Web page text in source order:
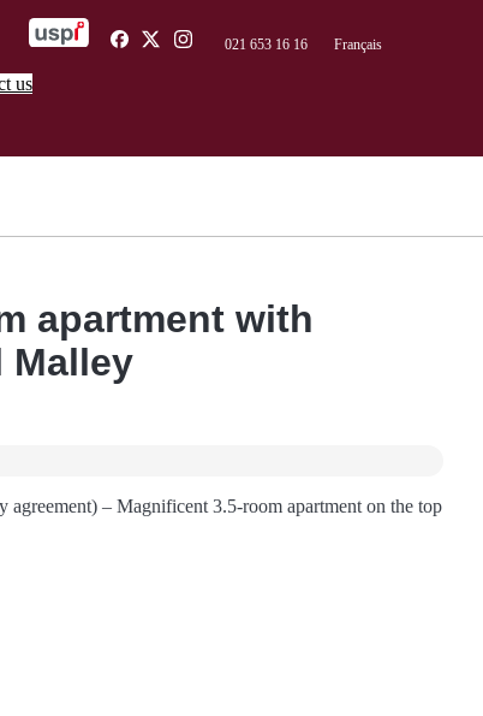
021 653 16 16 Français
us
apartment with
Malley
– Magnificent 3.5-room apartment on the top